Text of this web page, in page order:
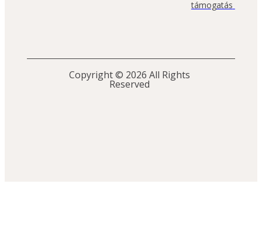
Copyright © 2026 All Rights
Reserved